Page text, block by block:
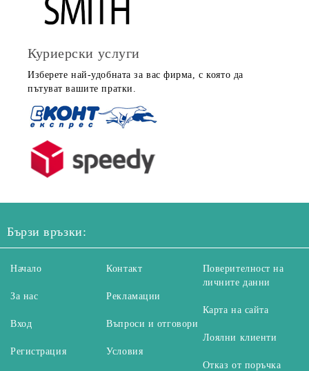
Куриерски услуги
Изберете най-удобната за вас фирма, с която да
пътуват вашите пратки.
Бързи връзки:
Начало
За нас
Вход
Регистрация
Контакт
Рекламации
Въпроси и отговори
Условия
Поверителност на
личните данни
Карта на сайта
Лоялни клиенти
Отказ от поръчка